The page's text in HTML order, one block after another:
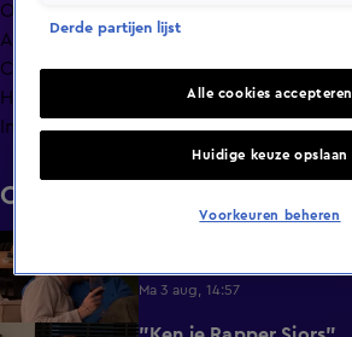
Overzicht
Afleveringen
Clips
Hoe is het nu met?
Info
Clips
6:32
Ma 3 aug, 14:57
Derde partijen lijst
Alle cookies accepteren
Huidige keuze opslaan
Voorkeuren beheren